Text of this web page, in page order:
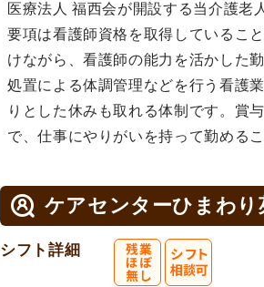
医療法人 福西会が開設する当介護老
要項は看護師資格を取得しているこ
けながら、看護師の能力を活かした
処置による体調管理などを行う看護
りとした休みも取れる体制です。賞
で、仕事にやりがいを持って勤める
ケアセンターひまわり
シフト詳細